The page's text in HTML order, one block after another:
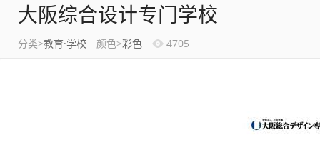
大阪综合设计专门学校
分类>教育·学校 颜色>彩色 4705